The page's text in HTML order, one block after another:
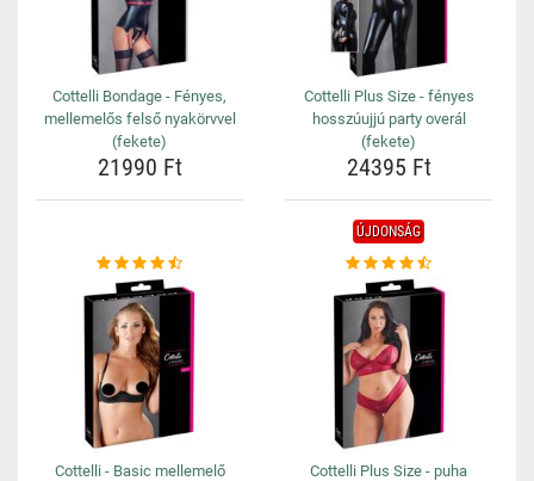
Cottelli Bondage - Fényes,
mellemelős felső nyakörvvel
(fekete)
21990 Ft
Cottelli Plus Size - fényes
hosszúujjú party overál
(fekete)
24395 Ft
Cottelli - Basic mellemelő
ÚJDONSÁG
Cottelli Plus Size - puha